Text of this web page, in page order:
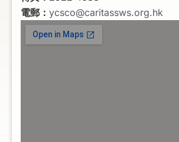
電郵： ycsco@caritassws.org.hk